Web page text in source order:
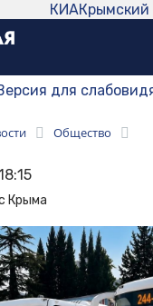
КИА
для
Общество
Крыма